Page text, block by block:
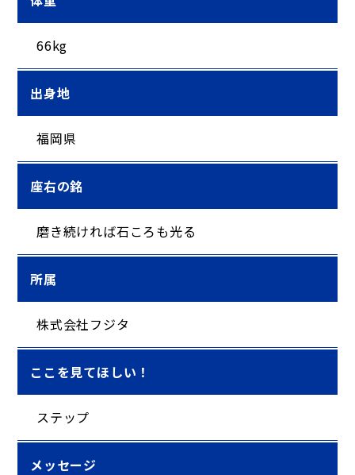
66kg
出身地
福岡県
座右の銘
磨き続ければ石ころも光る
所属
株式会社フジタ
ここを見てほしい！
ステップ
メッセージ